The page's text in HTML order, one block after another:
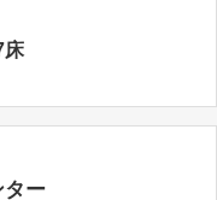
床
ー